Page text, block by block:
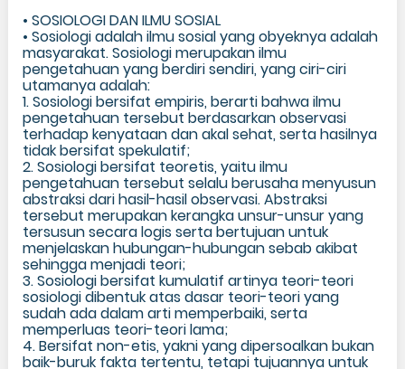
• SOSIOLOGI DAN ILMU SOSIAL
• Sosiologi adalah ilmu sosial yang obyeknya adalah
masyarakat. Sosiologi merupakan ilmu
pengetahuan yang berdiri sendiri, yang ciri-ciri
utamanya adalah:
1. Sosiologi bersifat empiris, berarti bahwa ilmu
pengetahuan tersebut berdasarkan observasi
terhadap kenyataan dan akal sehat, serta hasilnya
tidak bersifat spekulatif;
2. Sosiologi bersifat teoretis, yaitu ilmu
pengetahuan tersebut selalu berusaha menyusun
abstraksi dari hasil-hasil observasi. Abstraksi
tersebut merupakan kerangka unsur-unsur yang
tersusun secara logis serta bertujuan untuk
menjelaskan hubungan-hubungan sebab akibat
sehingga menjadi teori;
3. Sosiologi bersifat kumulatif artinya teori-teori
sosiologi dibentuk atas dasar teori-teori yang
sudah ada dalam arti memperbaiki, serta
memperluas teori-teori lama;
4. Bersifat non-etis, yakni yang dipersoalkan bukan
baik-buruk fakta tertentu, tetapi tujuannya untuk